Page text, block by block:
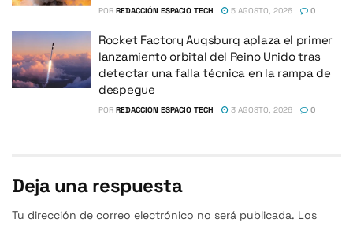
POR REDACCIÓN ESPACIO TECH 5 AGOSTO, 2026 0
Rocket Factory Augsburg aplaza el primer
lanzamiento orbital del Reino Unido tras
detectar una falla técnica en la rampa de
despegue
POR REDACCIÓN ESPACIO TECH 3 AGOSTO, 2026 0
Deja una respuesta
Tu dirección de correo electrónico no será publicada. Los